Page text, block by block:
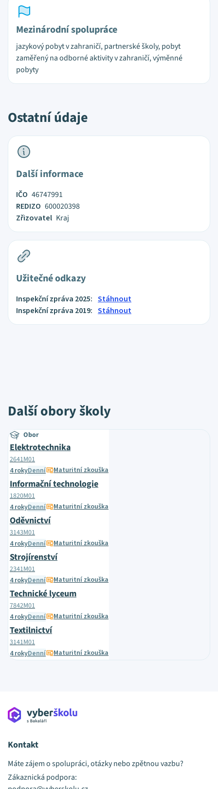
Mezinárodní spolupráce
jazykový pobyt v zahraničí, partnerské školy, pobyt
zaměřený na odborné aktivity v zahraničí, výměnné
pobyty
Ostatní údaje
Další informace
IČO 46747991
REDIZO 600020398
Zřizovatel Kraj
Užitečné odkazy
Inspekční zpráva 2025: Stáhnout
Inspekční zpráva 2019: Stáhnout
Další obory školy
Obor
Elektrotechnika
2641M01
4 rokyDenní Maturitní zkouška
Informační technologie
1820M01
4 rokyDenní Maturitní zkouška
Oděvnictví
3143M01
4 rokyDenní Maturitní zkouška
Strojírenství
2341M01
4 rokyDenní Maturitní zkouška
Technické lyceum
7842M01
4 rokyDenní Maturitní zkouška
Textilnictví
3141M01
4 rokyDenní Maturitní zkouška
Kontakt
Máte zájem o spolupráci, otázky nebo zpětnou vazbu?
Zákaznická podpora: